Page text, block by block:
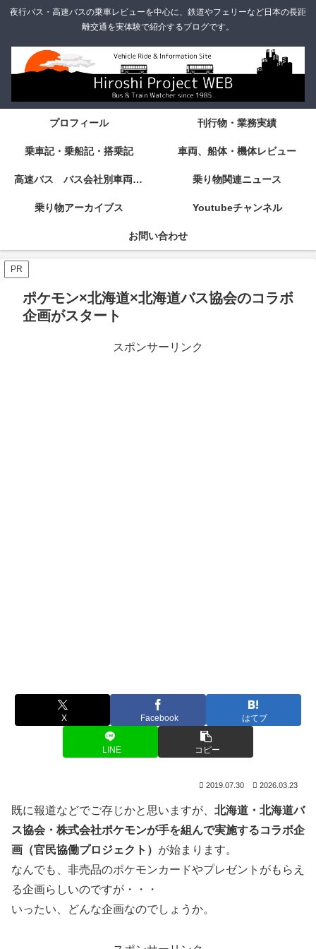
夜行バス・高速バスの乗車レビューを中心に、鉄道やフェリーなど日本の長距
離交通を実体験で紹介するブログです。
プロフィール 刊行物・業務実績
乗車記・乗船記・搭乗記 車両、船体・機体レビュー
高速バス バス会社別車両・設備・シート紹介 乗り物関連ニュース
乗り物アーカイブス Youtubeチャンネル
お問い合わせ
PR
ポケモン×北海道×北海道バス協会のコラボ
企画がスタート
スポンサーリンク
X Facebook はてブ
LINE コピー
2019.07.30 2026.03.23
既に報道などでご存じかと思いますが、 北海道・北海道バ
ス協会・株式会社ポケモンが手を組んで実施するコラボ企
画（官民協働プロジェクト） が始まります。
なんでも、非売品のポケモンカードやプレゼントがもらえ
る企画らしいのですが・・・
いったい、どんな企画なのでしょうか。